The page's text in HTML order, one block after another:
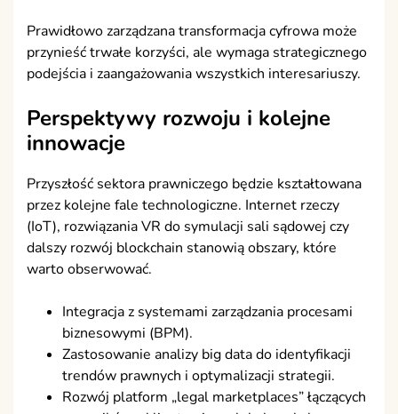
Prawidłowo zarządzana transformacja cyfrowa może
przynieść trwałe korzyści, ale wymaga strategicznego
podejścia i zaangażowania wszystkich interesariuszy.
Perspektywy rozwoju i kolejne
innowacje
Przyszłość sektora prawniczego będzie kształtowana
przez kolejne fale technologiczne. Internet rzeczy
(IoT), rozwiązania VR do symulacji sali sądowej czy
dalszy rozwój blockchain stanowią obszary, które
warto obserwować.
Integracja z systemami zarządzania procesami
biznesowymi (BPM).
Zastosowanie analizy big data do identyfikacji
trendów prawnych i optymalizacji strategii.
Rozwój platform „legal marketplaces” łączących